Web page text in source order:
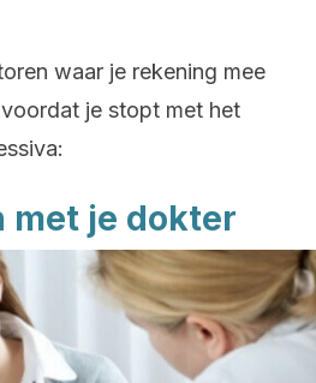
waar je rekening mee
je stopt met het
met je dokter